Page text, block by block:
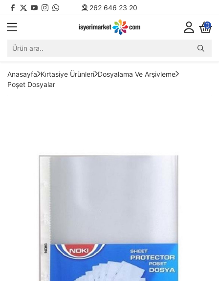
262 646 23 20
0
Anasayfa Kırtasiye Ürünleri Dosyalama Ve Arşivleme
Poşet Dosyalar